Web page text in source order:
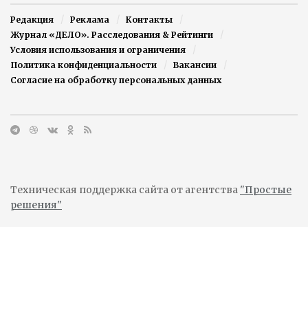
Редакция Реклама
Контакты
Журнал «ДЕЛО». Расследования & Рейтинги
Условия использования и ограничения
Политика конфиденциальности
Вакансии
Согласие на обработку персональных данных
Техническая поддержка сайта от агентства "Простые
решения"